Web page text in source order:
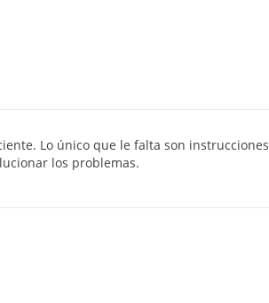
Lo único que le falta son instrucciones
los problemas.